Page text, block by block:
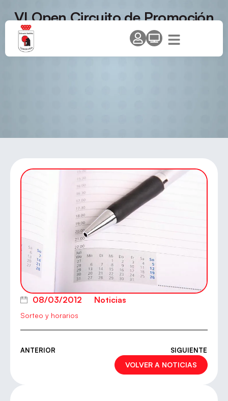
VI Open Circuito de Promoción
08/03/2012 Noticias
Sorteo y horarios
ANTERIOR SIGUIENTE
VOLVER A NOTICIAS